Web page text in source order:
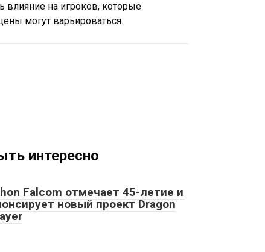
влияние на игроков, которые
могут варьироваться.
интересно
Falcom отмечает 45-летие и
новый проект Dragon